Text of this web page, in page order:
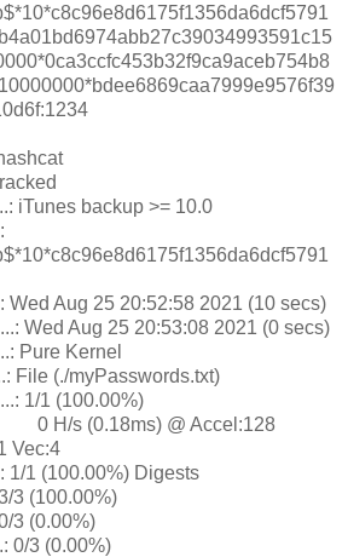
iTunes backup >= 10.0
Wed Aug 25 20:52:58 2021 (10 secs)
Wed Aug 25 20:53:08 2021 (0 secs)
Pure Kernel
File (./myPasswords.txt)
1/1 (100.00%)
0 H/s (0.18ms) @ Accel:128
Vec:4
1/1 (100.00%) Digests
3 (100.00%)
3 (0.00%)
0/3 (0.00%)